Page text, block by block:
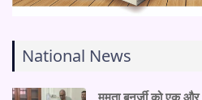
National News
ममता बनर्जी को एक और